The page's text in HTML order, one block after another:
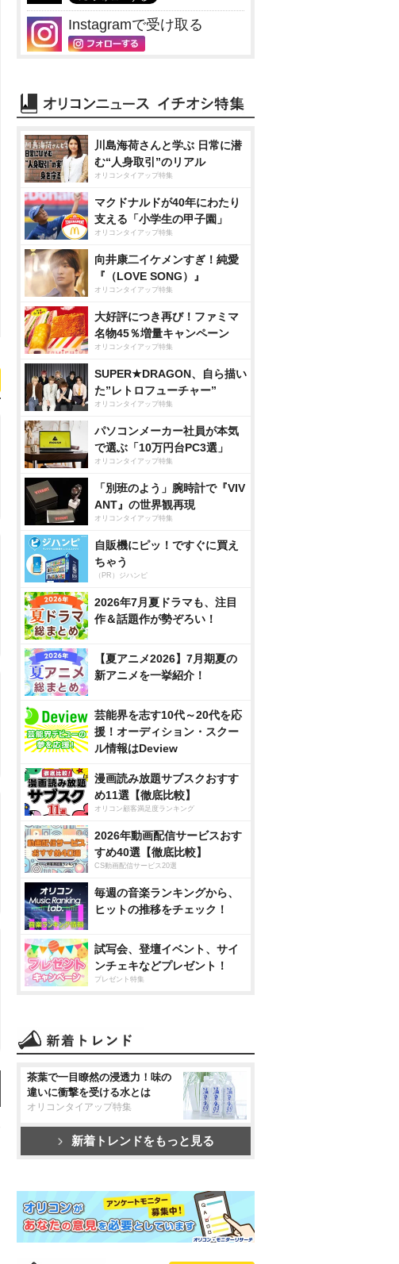
Instagramで受け取る
川島海荷さんと学ぶ 日常に潜
む“人身取引”のリアル
オリコンタイアップ特集
マクドナルドが40年にわたり
支える「小学生の甲子園」
オリコンタイアップ特集
向井康二イケメンすぎ！純愛
『（LOVE SONG）』
オリコンタイアップ特集
大好評につき再び！ファミマ
名物45％増量キャンペーン
オリコンタイアップ特集
SUPER★DRAGON、自ら描い
た”レトロフューチャー”
オリコンタイアップ特集
パソコンメーカー社員が本気
で選ぶ「10万円台PC3選」
オリコンタイアップ特集
「別班のよう」腕時計で『VIV
ANT』の世界観再現
オリコンタイアップ特集
自販機にピッ！ですぐに買え
ちゃう
（PR）ジハンピ
2026年7月夏ドラマも、注目
作＆話題作が勢ぞろい！
【夏アニメ2026】7月期夏の
新アニメを一挙紹介！
芸能界を志す10代～20代を応
援！オーディション・スクー
ル情報はDeview
漫画読み放題サブスクおすす
め11選【徹底比較】
オリコン顧客満足度ランキング
2026年動画配信サービスおす
すめ40選【徹底比較】
CS動画配信サービス20選
毎週の音楽ランキングから、
ヒットの推移をチェック！
試写会、登壇イベント、サイ
ンチェキなどプレゼント！
プレゼント特集
茶葉で一目瞭然の浸透力！味の
違いに衝撃を受ける水とは
オリコンタイアップ特集
新着トレンドをもっと見る